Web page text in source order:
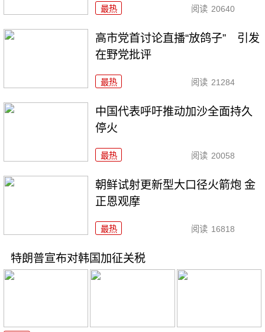
最热 阅读 20640
高市党首讨论直播“放鸽子” 引发
在野党批评
最热 阅读 21284
中国代表呼吁推动加沙全面持久
停火
最热 阅读 20058
朝鲜试射更新型大口径火箭炮 金
正恩观摩
最热 阅读 16818
特朗普宣布对韩国加征关税